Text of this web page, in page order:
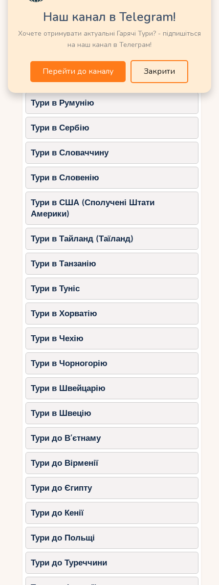
Купатися та грати у воді.
Спостерігати за морськими
Влаштовувати пікніки під деревами.
Кот-д’Ор – це один з найдовших пляжів на
острові Праслін, що ідеально підходить для
сімей.
Простора берегова лінія для
активних ігор.
Дрібний білий пісок.
Розвинена інфраструктура з кафе
та магазинами поблизу.
Чим зайнятися?
Будувати піщані замки.
Кататися на човнах та каяках.
Насолоджуйтесь коктейлями та
морозивом у прибережних кафе.
Як вибрати пляж для
відпочинку з дітьми?
Вік дітей.Для малюків краще
вибирати пляжі з мілководдям і
м’яким піском.
Розташування.Пляжі поряд з
готелями чи інфраструктурою будуть
зручнішими.
активності.Якщо діти люблять
сноркелінг або ігри, вибирайте пляжі з
відповідними умовами.
Сезон.Зверніть увагу, що деякі пляжі
можуть бути більш вітряними в певну
пору року.
Корисні поради для батьків
Захопіть все потрібне.
сонця, головні убори, плавальні кола
та іграшки для піску зроблять
відпочинок комфортним.
Плануйте дні.Чергуйте активні
розваги та спокійний годинник на
Тури в Німеччину
Тури в ОАЕ (Емірати)
Тури в Румунію
Тури в Сербію
Тури в Словаччину
Тури в Словенію
Тури в США (Сполучені Штати
Америки)
Тури в Тайланд (Таїланд)
Тури в Танзанію
Тури в Туніс
Тури в Хорватію
Тури в Чехію
Тури в Чорногорію
Тури в Швейцарію
Тури в Швецію
Тури до В’єтнаму
Тури до Вірменії
Тури до Єгипту
Тури до Кенії
Тури до Польщі
Тури до Туреччини
Наш канал в Telegram!
Хочете отримувати актуальні Гарячі Тури? - підпишіться
на наш канал в Телеграм!
Перейти до каналу Закрити